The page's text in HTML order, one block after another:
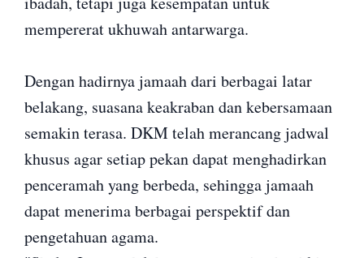
mempererat ukhuwah antarwarga.
Dengan hadirnya jamaah dari berbagai latar
belakang, suasana keakraban dan kebersamaan
semakin terasa. DKM telah merancang jadwal
khusus agar setiap pekan dapat menghadirkan
penceramah yang berbeda, sehingga jamaah
dapat menerima berbagai perspektif dan
pengetahuan agama.